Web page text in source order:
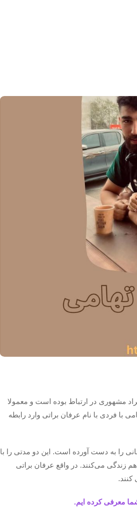
مشهوری در ارتباط بوده است و معمولا
با فردی با نام عرفان براتی وارد رابطه
را به دست آورده است. این دو مدتی را با
زندگی می‌کنند. در واقع عرفان براتی
کنند.
معرفی کرده ایم.